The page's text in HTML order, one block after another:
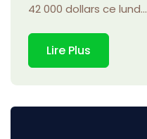
42 000 dollars ce lund...
Lire Plus